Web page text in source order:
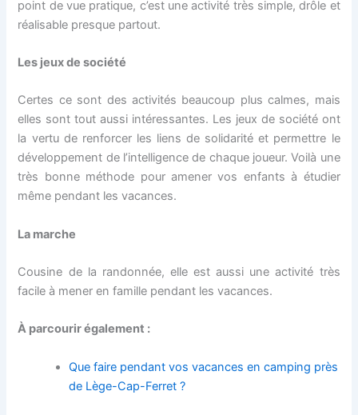
point de vue pratique, c’est une activité très simple, drôle et
réalisable presque partout.
Les jeux de société
Certes ce sont des activités beaucoup plus calmes, mais
elles sont tout aussi intéressantes. Les jeux de société ont
la vertu de renforcer les liens de solidarité et permettre le
développement de l’intelligence de chaque joueur. Voilà une
très bonne méthode pour amener vos enfants à étudier
même pendant les vacances.
La marche
Cousine de la randonnée, elle est aussi une activité très
facile à mener en famille pendant les vacances.
À parcourir également :
Que faire pendant vos vacances en camping près
de Lège-Cap-Ferret ?